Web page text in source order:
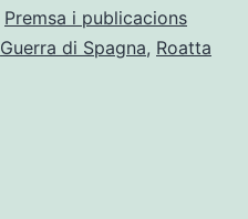
Premsa i publicacions
Guerra di Spagna, Roatta